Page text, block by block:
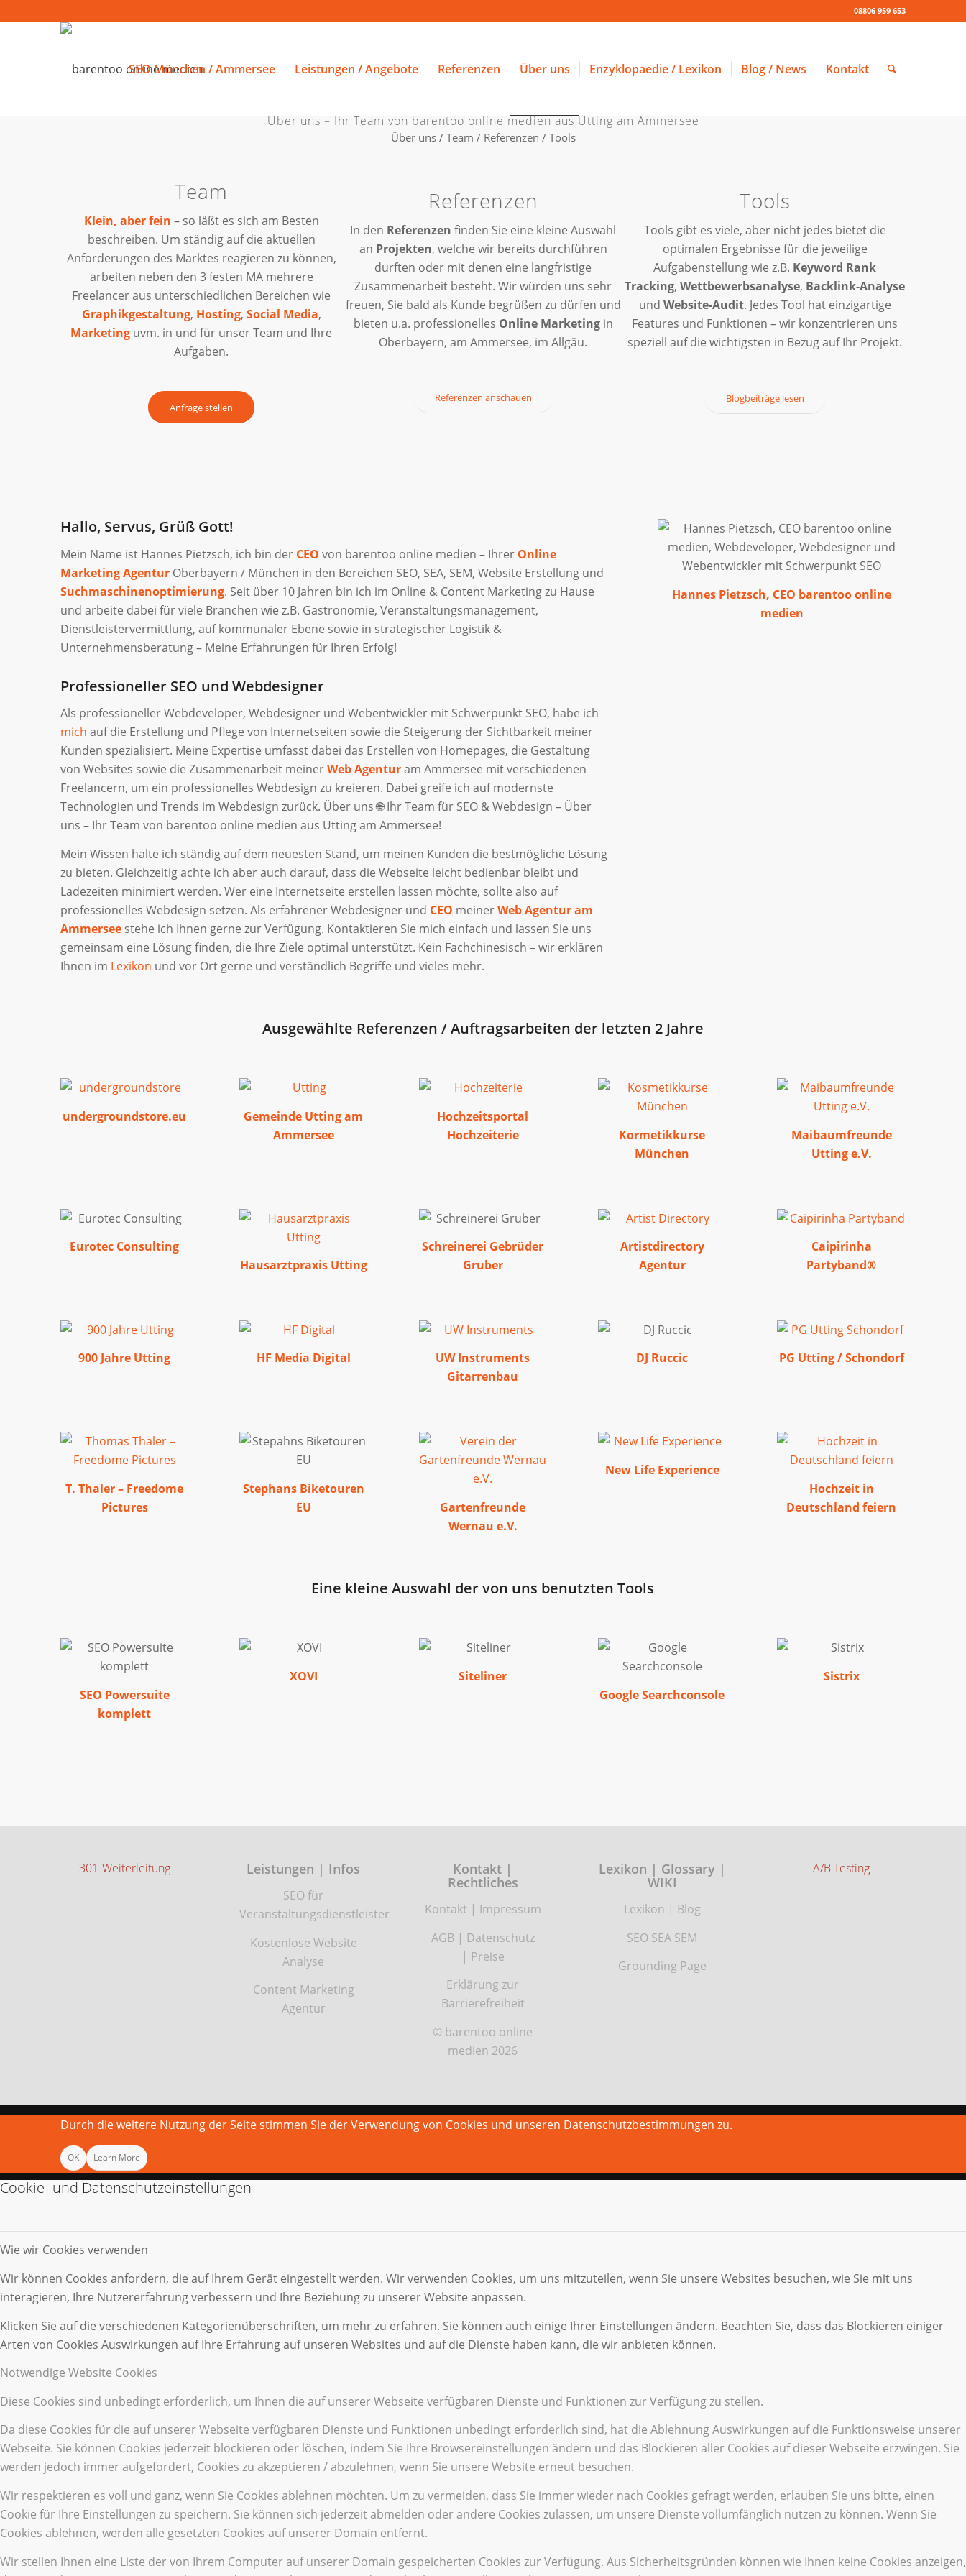
08806 959 653
SEO München / Ammersee Leistungen / Angebote Referenzen Über uns Enzyklopaedie / Lexikon Blog / News Kontakt
Über uns – Ihr Team von barentoo online medien aus Utting am Ammersee
Über uns / Team / Referenzen / Tools
Team
Klein, aber fein – so läßt es sich am Besten
beschreiben. Um ständig auf die aktuellen
Anforderungen des Marktes reagieren zu können,
arbeiten neben den 3 festen MA mehrere
Freelancer aus unterschiedlichen Bereichen wie
Graphikgestaltung, Hosting, Social Media,
Marketing uvm. in und für unser Team und Ihre
Aufgaben.
Anfrage stellen
Referenzen
In den Referenzen finden Sie eine kleine Auswahl
an Projekten, welche wir bereits durchführen
durften oder mit denen eine langfristige
Zusammenarbeit besteht. Wir würden uns sehr
freuen, Sie bald als Kunde begrüßen zu dürfen und
bieten u.a. professionelles Online Marketingin
Oberbayern, am Ammersee, im Allgäu.
Referenzen anschauen
Tools
Tools gibt es viele, aber nicht jedes bietet die
optimalen Ergebnisse für die jeweilige
Aufgabenstellung wie z.B. Keyword Rank
Tracking, Wettbewerbsanalyse, Backlink-Analyse
und Website-Audit. Jedes Tool hat einzigartige
Features und Funktionen – wir konzentrieren uns
speziell auf die wichtigsten in Bezug auf Ihr Projekt.
Blogbeiträge lesen
Hallo, Servus, Grüß Gott!
Mein Name ist Hannes Pietzsch, ich bin der CEO von barentoo online medien – Ihrer Online
Marketing AgenturOberbayern / München in den Bereichen SEO, SEA, SEM, Website Erstellung und
Suchmaschinenoptimierung. Seit über 10 Jahren bin ich im Online & Content Marketing zu Hause
und arbeite dabei für viele Branchen wie z.B. Gastronomie, Veranstaltungsmanagement,
Dienstleistervermittlung, auf kommunaler Ebene sowie in strategischer Logistik &
Unternehmensberatung – Meine Erfahrungen für Ihren Erfolg!
Professioneller SEO und Webdesigner
Als professioneller Webdeveloper, Webdesigner und Webentwickler mit Schwerpunkt SEO, habe ich
mich auf die Erstellung und Pflege von Internetseiten sowie die Steigerung der Sichtbarkeit meiner
Kunden spezialisiert. Meine Expertise umfasst dabei das Erstellen von Homepages, die Gestaltung
von Websites sowie die Zusammenarbeit meinerWeb Agenturam Ammersee mit verschiedenen
Freelancern, um ein professionelles Webdesign zu kreieren. Dabei greife ich auf modernste
Technologien und Trends im Webdesign zurück. Über uns 🌐 Ihr Team für SEO & Webdesign – Über
uns – Ihr Team von barentoo online medien aus Utting am Ammersee!
Mein Wissen halte ich ständig auf dem neuesten Stand, um meinen Kunden die bestmögliche Lösung
zu bieten. Gleichzeitig achte ich aber auch darauf, dass die Webseite leicht bedienbar bleibt und
Ladezeiten minimiert werden. Wer eine Internetseite erstellen lassen möchte, sollte also auf
professionelles Webdesign setzen. Als erfahrener Webdesigner und CEO meinerWeb Agentur am
Ammersee stehe ich Ihnen gerne zur Verfügung. Kontaktieren Sie mich einfach und lassen Sie uns
gemeinsam eine Lösung finden, die Ihre Ziele optimal unterstützt. Kein Fachchinesisch – wir erklären
Ihnen im Lexikon und vor Ort gerne und verständlich Begriffe und vieles mehr.
Hannes Pietzsch, CEO barentoo online
medien
Ausgewählte Referenzen / Auftragsarbeiten der letzten 2 Jahre
undergroundstore.eu
Gemeinde Utting am
Ammersee
Hochzeitsportal
Hochzeiterie
Kormetikkurse
München
Maibaumfreunde
Utting e.V.
Eurotec Consulting
Hausarztpraxis Utting
Schreinerei Gebrüder
Gruber
Artistdirectory
Agentur
Caipirinha
Partyband®
900 Jahre Utting HF Media Digital
UW Instruments
Gitarrenbau
DJ Ruccic PG Utting / Schondorf
T. Thaler – Freedome
Pictures
Stephans Biketouren
EU
Gartenfreunde
Wernau e.V.
New Life Experience
Hochzeit in
Deutschland feiern
Eine kleine Auswahl der von uns benutzten Tools
SEO Powersuite
komplett
XOVI
Siteliner
Google Searchconsole
Sistrix
301-Weiterleitung Leistungen | Infos
SEO für
Veranstaltungsdienstleister
Kostenlose Website
Analyse
Content Marketing
Agentur
Kontakt |
Rechtliches
Kontakt | Impressum
AGB| Datenschutz
| Preise
Erklärung zur
Barrierefreiheit
© barentoo online
medien 2026
Lexikon | Glossary |
WIKI
Lexikon | Blog
SEO SEA SEM
Grounding Page
A/B Testing
Durch die weitere Nutzung der Seite stimmen Sie der Verwendung von Cookies und unseren Datenschutzbestimmungen zu.
OK Learn More
Cookie- und Datenschutzeinstellungen
Wie wir Cookies verwenden
Wir können Cookies anfordern, die auf Ihrem Gerät eingestellt werden. Wir verwenden Cookies, um uns mitzuteilen, wenn Sie unsere Websites besuchen, wie Sie mit uns
interagieren, Ihre Nutzererfahrung verbessern und Ihre Beziehung zu unserer Website anpassen.
Klicken Sie auf die verschiedenen Kategorienüberschriften, um mehr zu erfahren. Sie können auch einige Ihrer Einstellungen ändern. Beachten Sie, dass das Blockieren einiger
Arten von Cookies Auswirkungen auf Ihre Erfahrung auf unseren Websites und auf die Dienste haben kann, die wir anbieten können.
Notwendige Website Cookies
Diese Cookies sind unbedingt erforderlich, um Ihnen die auf unserer Webseite verfügbaren Dienste und Funktionen zur Verfügung zu stellen.
Da diese Cookies für die auf unserer Webseite verfügbaren Dienste und Funktionen unbedingt erforderlich sind, hat die Ablehnung Auswirkungen auf die Funktionsweise unserer
Webseite. Sie können Cookies jederzeit blockieren oder löschen, indem Sie Ihre Browsereinstellungen ändern und das Blockieren aller Cookies auf dieser Webseite erzwingen. Sie
werden jedoch immer aufgefordert, Cookies zu akzeptieren / abzulehnen, wenn Sie unsere Website erneut besuchen.
Wir respektieren es voll und ganz, wenn Sie Cookies ablehnen möchten. Um zu vermeiden, dass Sie immer wieder nach Cookies gefragt werden, erlauben Sie uns bitte, einen
Cookie für Ihre Einstellungen zu speichern. Sie können sich jederzeit abmelden oder andere Cookies zulassen, um unsere Dienste vollumfänglich nutzen zu können. Wenn Sie
Cookies ablehnen, werden alle gesetzten Cookies auf unserer Domain entfernt.
Wir stellen Ihnen eine Liste der von Ihrem Computer auf unserer Domain gespeicherten Cookies zur Verfügung. Aus Sicherheitsgründen können wie Ihnen keine Cookies anzeigen,